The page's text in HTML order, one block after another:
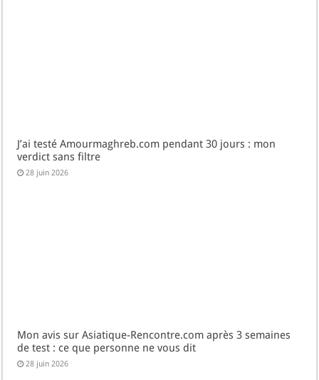
J’ai testé Amourmaghreb.com pendant 30 jours : mon
verdict sans filtre
28 juin 2026
Mon avis sur Asiatique-Rencontre.com après 3 semaines
de test : ce que personne ne vous dit
28 juin 2026